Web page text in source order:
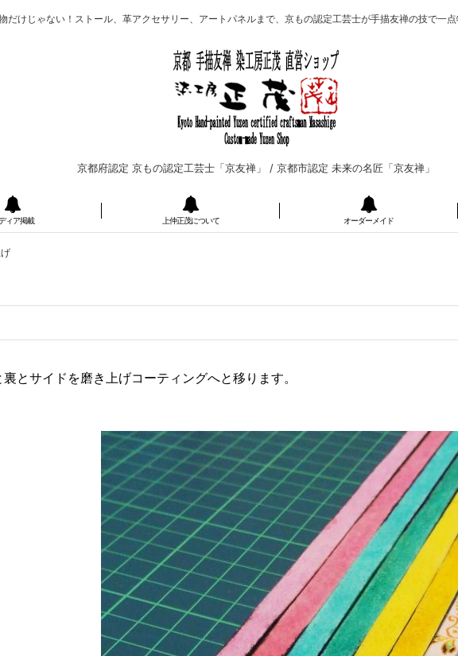
だけじゃない！ストール、革アクセサリー、アートパネルまで、京もの認定工芸士が手描友禅の技で一
京都府認定 京もの認定工芸士「京友禅」 / 京都市認定 未来の名匠「京友禅」
ィア掲載 上仲正茂について オーダーメイド
とサイドを磨き上げコーティングへと移ります。